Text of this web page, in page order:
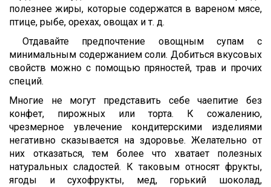
полезнее жиры, которые содержатся в вареном мясе,
птице, рыбе, орехах, овощах и т. д.
Отдавайте предпочтение овощным супам с
минимальным содержанием соли. Добиться вкусовых
свойств можно с помощью пряностей, трав и прочих
специй.
Многие не могут представить себе чаепитие без
конфет, пирожных или торта. К сожалению,
чрезмерное увлечение кондитерскими изделиями
негативно сказывается на здоровье. Желательно от
них отказаться, тем более что хватает полезных
натуральных сладостей. К таковым относят фрукты,
ягоды и сухофрукты, мед, горький шоколад,